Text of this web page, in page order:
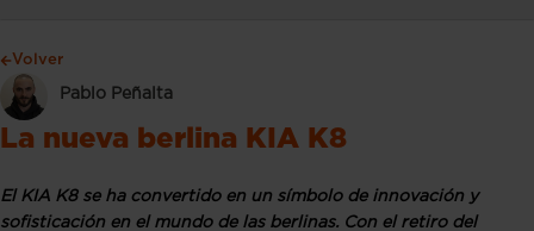
Volver
Pablo Peñalta
La nueva berlina KIA K8
El KIA K8 se ha convertido en un símbolo de innovación y
sofisticación en el mundo de las berlinas. Con el retiro del